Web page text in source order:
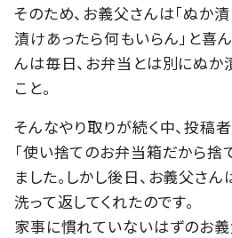
そのため、お義父さんは「ぬか
漬けあったら何もいらん」と喜
んは毎日、お弁当とは別にぬか
こと。
そんなやり取りが続く中、投稿
「使い捨てのお弁当箱だから捨
ました。しかし後日、お義父さ
洗って返してくれたのです。
家事に慣れていないはずのお